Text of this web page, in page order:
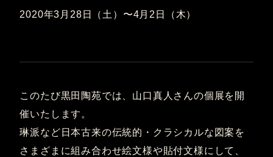
2020年3月28日（土）〜4月2日（木）
このたび黒田陶苑では、山口真人さんの個展を開
催いたします。
琳派など日本古来の伝統的・クラシカルな図案を
さまざまに組み合わせ絵文様や貼付文様にして、